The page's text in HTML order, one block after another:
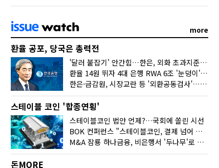
more
환율 공포, 당국은 총력전
'달러 붙잡기' 안간힘…한은, 외화 초과지준에 이자 6개월 더
환율 14원 뛰자 4대 은행 RWA 6조 '눈덩이'…2배 뛴 2분기는?
한은·금감원, 시장교란 등 '외환공동검사'…환율 급등 전방위 대응
스테이블 코인 '합종연횡'
스테이블코인 법안 언제?…국회에 쏠린 시선
BOK 컨퍼런스 "스테이블코인, 결제 넘어 보험 대출 등 금융 연결 도구"
M&A 잠룡 하나금융, 비은행서 '두나무'로 눈돌린 이유는
돈MORE